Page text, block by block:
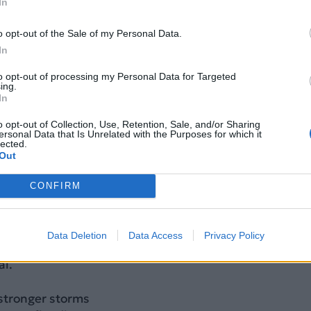
opt-out of the Sale of my Personal Data.
opt-out of processing my Personal Data for Targeted
opt-out of Collection, Use, Retention, Sale, and/or Sharing
Data that Is Unrelated with the Purposes for which it
CONFIRM
Data Deletion Data Access Privacy Policy
που παρέσυραν οχήματα, φορτηγά, πελώρια
από τα μεσάνυχτα (τοπική ώρα· 17:00 ώρα Ελλάδας),
το έδαφος στο επίπεδο της επαρχίας των νησιών
σύμφωνα με τη μετεωρολογική υπηρεσία των
διασχίσει τη χώρα προς δυτική κατεύθυνση.
across Cebu, Philippines after Typhoon Kalmaegi
underwater. Families displaced.
storms